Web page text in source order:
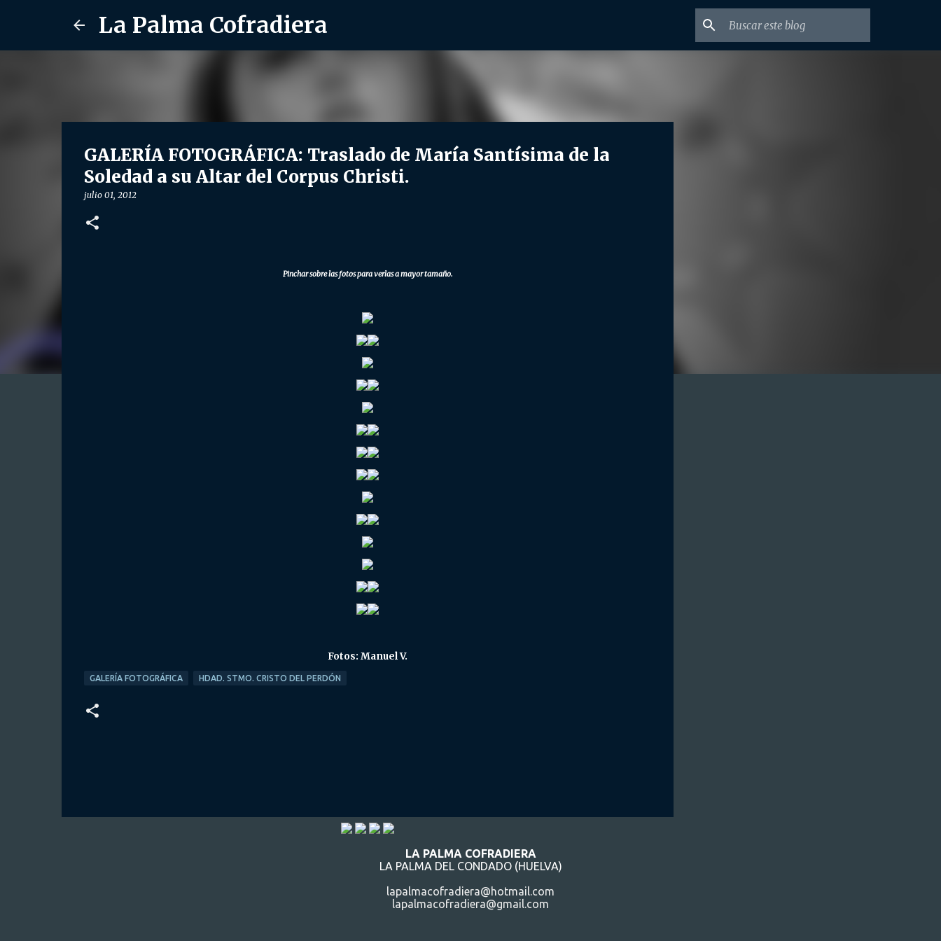
La Palma Cofradiera
GALERÍA FOTOGRÁFICA: Traslado de María Santísima de la
Soledad a su Altar del Corpus Christi.
julio 01, 2012
Pinchar sobre las fotos para verlas a mayor tamaño.
Fotos: Manuel V.
GALERÍA FOTOGRÁFICA HDAD. STMO. CRISTO DEL PERDÓN
LA PALMA COFRADIERA
LA PALMA DEL CONDADO (HUELVA)
lapalmacofradiera@hotmail.com
lapalmacofradiera@gmail.com